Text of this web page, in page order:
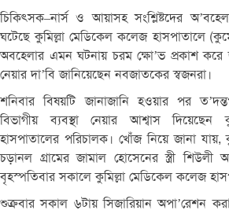
চিকিৎসক–নার্স ও আয়াসহ সংশ্লিষ্টদের অ’
ঘটেছে কুমিল্লা মেডিকেল কলেজ হাসপাতালে(
অবহেলার এমন ঘটনায় চরম ক্ষো’ভ প্রকাশ করে
নেয়ার দা’বি জানিয়েছেন নবজাতকের স্বজনরা।
শনিবার বিষয়টি জানাজানি হওয়ার পর ত’
বিভাগীয়
ব্যবস্থা নেয়ার আশ্বাস দিয়েছেন
হাসপাতালের পরিচালক। খোঁজ নিয়ে জানা যায়,
চড়ানল গ্রামের জামাল হোসেনের স্ত্রী শিউলী
বৃহস্পতিবার সকালে কুমিল্লা মেডিকেল কলেজ
শুক্রবার সকাল ৬টায় সিজারিয়ান অপা’রেশন